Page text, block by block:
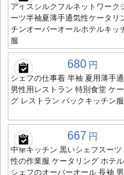
アイスシルクフルネットワーク
ーツ半袖夏薄手通気性ケータリ
チンオーバーオールホテルキッ
服
680 円
シェフの仕事着 半袖 夏用薄手
男性用レストラン 特別食堂 ケ
グ レストラン バックキッチン
667 円
中華キッチン 黒いシェフスーツ
性の作業服 ケータリング ホテ
シェフのオーバーオール 長袖